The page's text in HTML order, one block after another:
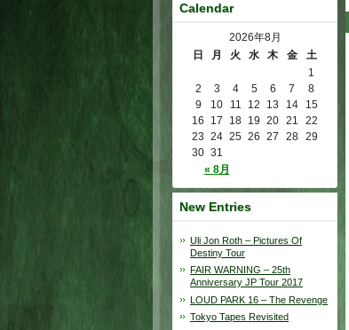
Calendar
2026年8月
日
月 火 水 木 金 土
« 8月
1
2
3 4 5 6 7
8
9
10 11 12 13 14
15
16
17 18 19 20 21
22
23 24 25 26 27 28
29
30 31
New Entries
Uli Jon Roth – Pictures Of
Destiny Tour
FAIR WARNING – 25th
Anniversary JP Tour 2017
LOUD PARK 16 – The Revenge
Tokyo Tapes Revisited